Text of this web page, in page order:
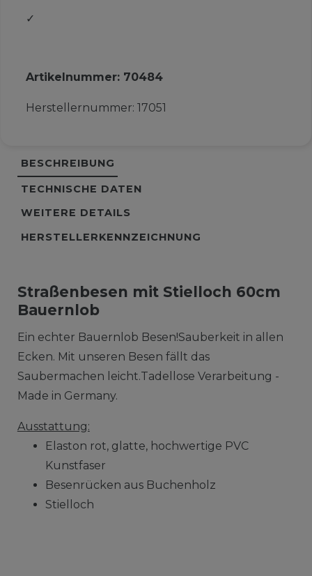
✓
Artikelnummer: 70484
Herstellernummer: 17051
BESCHREIBUNG
TECHNISCHE DATEN
WEITERE DETAILS
HERSTELLERKENNZEICHNUNG
Straßenbesen mit Stielloch 60cm
Bauernlob
Ein echter Bauernlob Besen!Sauberkeit in allen
Ecken. Mit unseren Besen fällt das
Saubermachen leicht.Tadellose Verarbeitung -
Made in Germany.
Ausstattung:
Elaston rot, glatte, hochwertige PVC
Kunstfaser
Besenrücken aus Buchenholz
Stielloch